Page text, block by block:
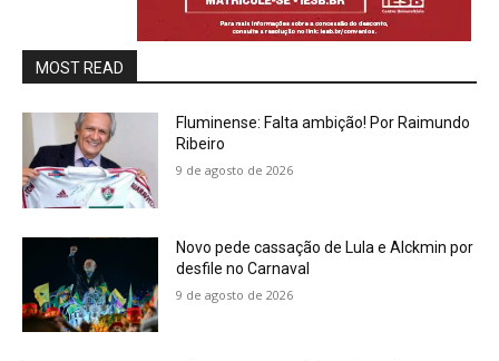
MOST READ
Fluminense: Falta ambição! Por Raimundo
Ribeiro
9 de agosto de 2026
Novo pede cassação de Lula e Alckmin por
desfile no Carnaval
9 de agosto de 2026